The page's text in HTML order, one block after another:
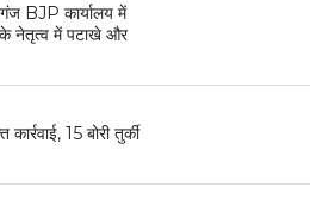
BJP कार्यालय में
नेतृत्व में पटाखे और
15 बोरी तुर्की